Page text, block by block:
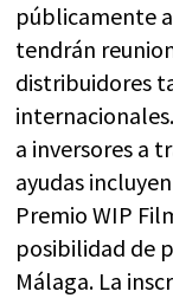
públicamente
tendrán
distribuidores
a inversores a
ayudas
Premio WIP
posibilidad de
Málaga. La